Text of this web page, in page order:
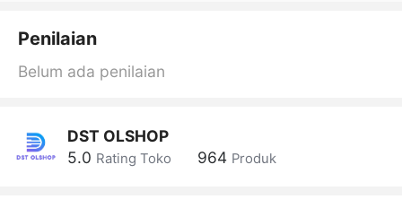
Penilaian
Belum ada penilaian
DST OLSHOP
5.0 Rating Toko 964 Produk